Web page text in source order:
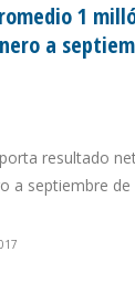
1
a
resultado
a septiembre de